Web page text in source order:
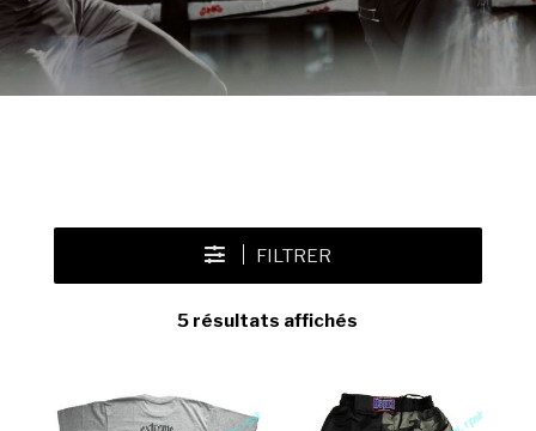
FILTRER
5 résultats affichés